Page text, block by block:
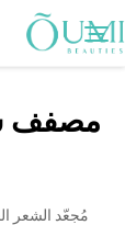
المنتجات
مصفف
مُجعّد الشعر